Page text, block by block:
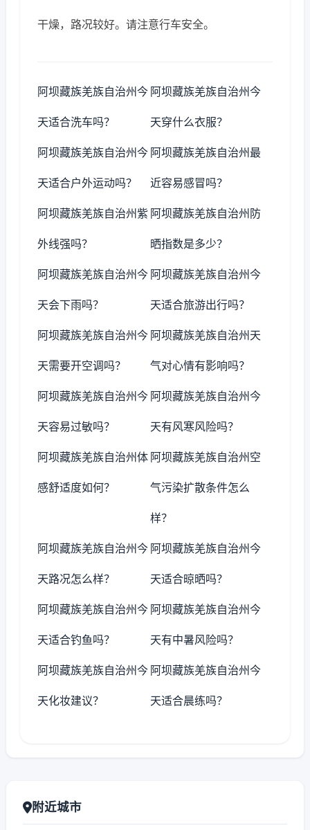
干燥，路况较好。请注意行车安全。
阿坝藏族羌族自治州今
天适合洗车吗？
阿坝藏族羌族自治州今
天穿什么衣服？
阿坝藏族羌族自治州今
天适合户外运动吗？
阿坝藏族羌族自治州最
近容易感冒吗？
阿坝藏族羌族自治州紫
外线强吗？
阿坝藏族羌族自治州防
晒指数是多少？
阿坝藏族羌族自治州今
天会下雨吗？
阿坝藏族羌族自治州今
天适合旅游出行吗？
阿坝藏族羌族自治州今
天需要开空调吗？
阿坝藏族羌族自治州天
气对心情有影响吗？
阿坝藏族羌族自治州今
天容易过敏吗？
阿坝藏族羌族自治州今
天有风寒风险吗？
阿坝藏族羌族自治州体
感舒适度如何？
阿坝藏族羌族自治州空
气污染扩散条件怎么
样？
阿坝藏族羌族自治州今
天路况怎么样？
阿坝藏族羌族自治州今
天适合晾晒吗？
阿坝藏族羌族自治州今
天适合钓鱼吗？
阿坝藏族羌族自治州今
天有中暑风险吗？
阿坝藏族羌族自治州今
天化妆建议？
阿坝藏族羌族自治州今
天适合晨练吗？
附近城市